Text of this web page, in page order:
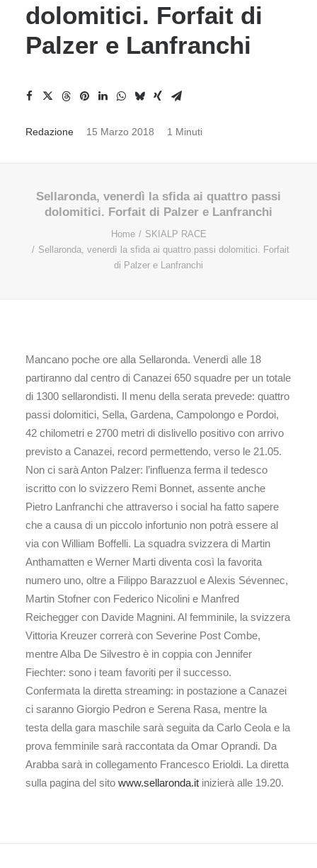
dolomitici. Forfait di
Palzer e Lanfranchi
Redazione 15 Marzo 2018 1 Minuti
Sellaronda, venerdì la sfida ai quattro passi
dolomitici. Forfait di Palzer e Lanfranchi
Home
SKIALP RACE
Sellaronda, venerdì la sfida ai quattro passi dolomitici. Forfait
di Palzer e Lanfranchi
Mancano poche ore alla Sellaronda. Venerdì alle 18
partiranno dal centro di Canazei 650 squadre per un totale
di 1300 sellarondisti. Il menu della serata prevede: quattro
passi dolomitici, Sella, Gardena, Campolongo e Pordoi,
42 chilometri e 2700 metri di dislivello positivo con arrivo
previsto a Canazei, record permettendo, verso le 21.05.
Non ci sarà Anton Palzer: l’influenza ferma il tedesco
iscritto con lo svizzero Remi Bonnet, assente anche
Pietro Lanfranchi che attraverso i social ha fatto sapere
che a causa di un piccolo infortunio non potrà essere al
via con William Boffelli. La squadra svizzera di Martin
Anthamatten e Werner Marti diventa così la favorita
numero uno, oltre a Filippo Barazzuol e Alexis Sévennec,
Martin Stofner con Federico Nicolini e Manfred
Reichegger con Davide Magnini. Al femminile, la svizzera
Vittoria Kreuzer correrà con Severine Post Combe,
mentre Alba De Silvestro è in coppia con Jennifer
Fiechter: sono i team favoriti per il successo.
Confermata la diretta streaming: in postazione a Canazei
ci saranno Giorgio Pedron e Serena Rasa, mentre la
testa della gara maschile sarà seguita da Carlo Ceola e la
prova femminile sarà raccontata da Omar Oprandi. Da
Arabba sarà in collegamento Francesco Erioldi. La diretta
sulla pagina del sito www.sellaronda.it inizierà alle 19.20.